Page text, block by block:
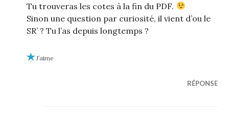
Tu trouveras les cotes à la fin du PDF.
Sinon une question par curiosité, il vient d’ou le
SR’ ? Tu l’as depuis longtemps ?
J’aime
RÉPONSE